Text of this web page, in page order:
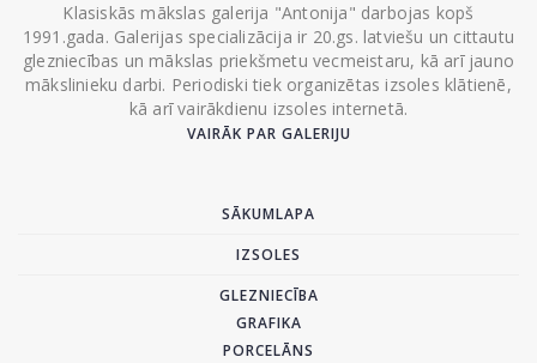
Klasiskās mākslas galerija "Antonija" darbojas kopš
1991.gada. Galerijas specializācija ir 20.gs. latviešu un cittautu
glezniecības un mākslas priekšmetu vecmeistaru, kā arī jauno
mākslinieku darbi. Periodiski tiek organizētas izsoles klātienē,
kā arī vairākdienu izsoles internetā.
VAIRĀK PAR GALERIJU
SĀKUMLAPA
IZSOLES
GLEZNIECĪBA
GRAFIKA
PORCELĀNS